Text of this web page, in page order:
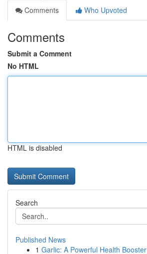
Comments
Who Upvoted
Comments
Submit a Comment
No HTML
HTML is disabled
Search
Published News
1 Garlic: A Powerful Health Booster